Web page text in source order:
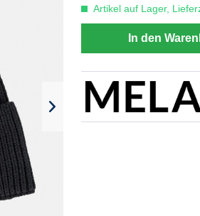
Artikel auf Lager,
In den